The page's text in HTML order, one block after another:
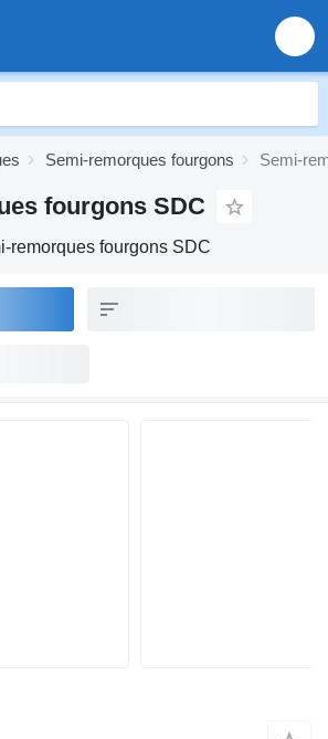
Semi-remorques fourgons Semi-
fourgons SDC
remorques fourgons SDC